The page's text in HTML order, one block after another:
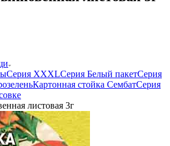
Серия XXXLСерия Белый пакетСерия
Картонная стойка СембатСерия
листовая 3г